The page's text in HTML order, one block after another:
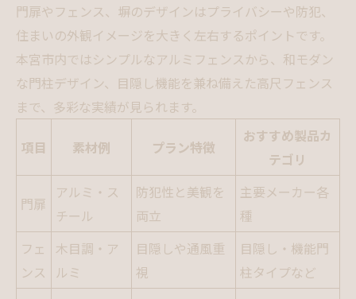
門扉やフェンス、塀のデザインはプライバシーや防犯、
住まいの外観イメージを大きく左右するポイントです。
本宮市内ではシンプルなアルミフェンスから、和モダン
な門柱デザイン、目隠し機能を兼ね備えた高尺フェンス
まで、多彩な実績が見られます。
項目 素材例 プラン特徴
おすすめ製品カ
テゴリ
門扉
アルミ・ス
チール
防犯性と美観を
両立
主要メーカー各
種
フェ
ンス
木目調・ア
ルミ
目隠しや通風重
視
目隠し・機能門
柱タイプなど